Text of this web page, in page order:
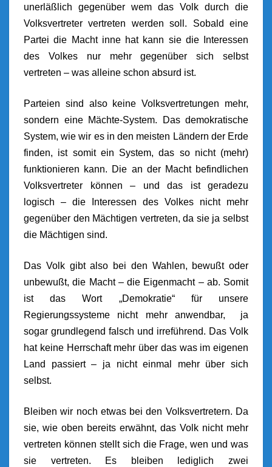
unerläßlich gegenüber wem das Volk durch die
Volksvertreter vertreten werden soll. Sobald eine
Partei die Macht inne hat kann sie die Interessen
des Volkes nur mehr gegenüber sich selbst
vertreten – was alleine schon absurd ist.
Parteien sind also keine Volksvertretungen mehr,
sondern eine Mächte-System. Das demokratische
System, wie wir es in den meisten Ländern der Erde
finden, ist somit ein System, das so nicht (mehr)
funktionieren kann. Die an der Macht befindlichen
Volksvertreter können – und das ist geradezu
logisch – die Interessen des Volkes nicht mehr
gegenüber den Mächtigen vertreten, da sie ja selbst
die Mächtigen sind.
Das Volk gibt also bei den Wahlen, bewußt oder
unbewußt, die Macht – die Eigenmacht – ab. Somit
ist das Wort „Demokratie“ für unsere
Regierungssysteme nicht mehr anwendbar, ja
sogar grundlegend falsch und irreführend. Das Volk
hat keine Herrschaft mehr über das was im eigenen
Land passiert – ja nicht einmal mehr über sich
selbst.
Bleiben wir noch etwas bei den Volksvertretern. Da
sie, wie oben bereits erwähnt, das Volk nicht mehr
vertreten können stellt sich die Frage, wen und was
sie vertreten. Es bleiben lediglich zwei